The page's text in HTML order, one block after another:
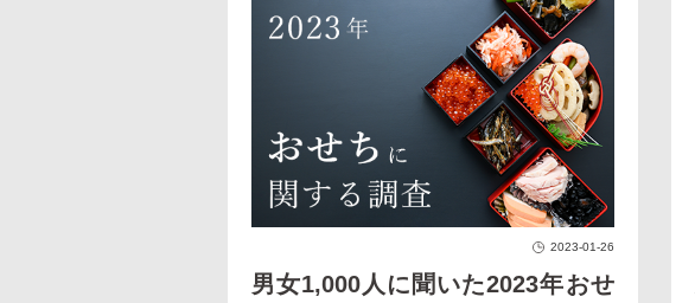
2023-01-26
男女1,000人に聞いた2023年おせ